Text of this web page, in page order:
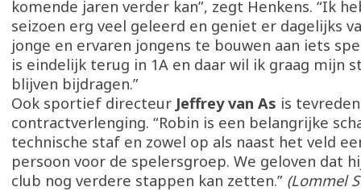
komende jaren verder kan”, zegt Henkens. “Ik
seizoen erg veel geleerd en geniet er dagelijks
jonge en ervaren jongens te bouwen aan iets
is eindelijk terug in 1A en daar wil ik graag mijn
blijven bijdragen.”
Ook sportief directeur Jeffrey van As is
contractverlenging. “Robin is een belangrijke
technische staf en zowel op als naast het veld
persoon voor de spelersgroep. We geloven dat
club nog verdere stappen kan zetten.” (Lommel